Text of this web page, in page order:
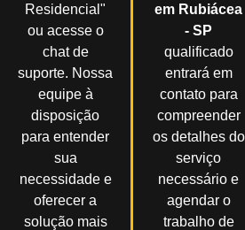
Residencial"
ou acesse o
chat de
suporte. Nossa
equipe à
disposição
para entender
sua
necessidade e
oferecer a
solução mais
em Rubiácea
- SP
qualificado
entrará em
contato para
compreender
os detalhes do
serviço
necessário e
agendar o
trabalho de